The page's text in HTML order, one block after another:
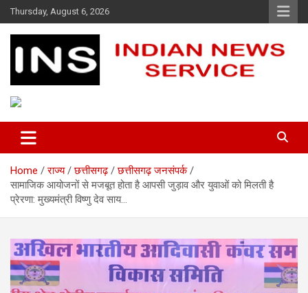
Skip
to
content
Thursday, August 6, 2026
Indian News Service
Home राज्य छत्तीसगढ़
छत्तीसगढ़ जनसंपर्क
सामाजिक आयोजनों से मजबूत होता है आपसी जुड़ाव और युवाओं को मिलती है
प्रेरणा: मुख्यमंत्री विष्णु देव साय…